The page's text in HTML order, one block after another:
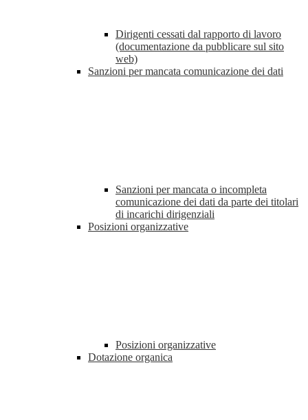
Dirigenti cessati dal rapporto di lavoro
(documentazione da pubblicare sul sito
web)
Sanzioni per mancata comunicazione dei dati
Sanzioni per mancata o incompleta
comunicazione dei dati da parte dei titolari
di incarichi dirigenziali
Posizioni organizzative
Posizioni organizzative
Dotazione organica